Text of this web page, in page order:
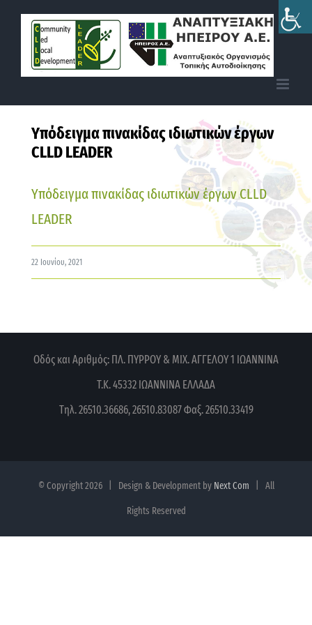
Skip
content
Υπόδειγμα πινακίδας ιδιωτικών έργων
CLLD LEADER
Υπόδειγμα πινακίδας ιδιωτικών έργων CLLD
LEADER
22 Ιουνίου, 2021
Οδός και Αριθμός: ΠΛ. ΠΥΡΡΟΥ & ΜΙΧ. ΑΓΓΕΛΟΥ 1 ΙΩΑΝΝΙΝΑ
Τ.Κ. 45332 ΙΩΑΝΝΙΝΑ ΕΛΛΑΔΑ
Τηλ. 26510.36686, 26510.83087Φαξ. 26510.33419
© Copyright2026 | Design & Development by Next Com | All
Rights Reserved